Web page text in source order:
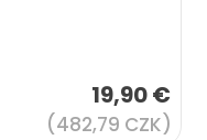
19,90 €
(482,79 CZK)